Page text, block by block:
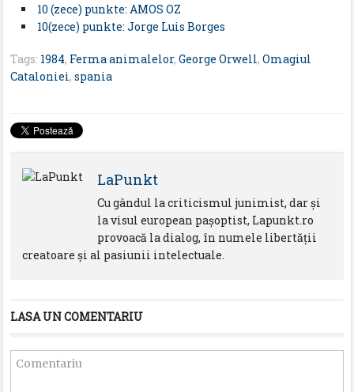
10 (zece) punkte: AMOS OZ
10(zece) punkte: Jorge Luis Borges
Tags: 1984, Ferma animalelor,George Orwell,Omagiul
Cataloniei,spania
LaPunkt
Cu gândul la criticismul junimist, dar şi
la visul european paşoptist, Lapunkt.ro
provoacă la dialog, în numele libertăţii
creatoare şi al pasiunii intelectuale.
LASA UN COMENTARIU